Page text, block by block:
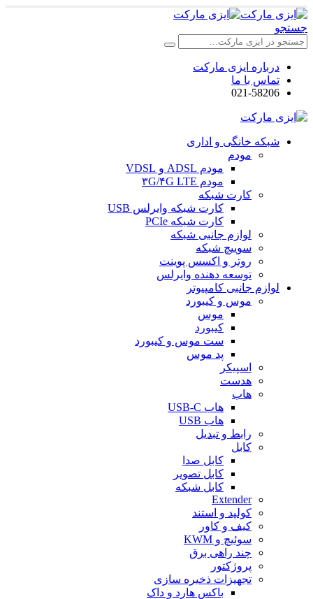
جستجو
درباره ایزی مارکت
تماس با ما
021-58206
شبکه خانگی و اداری
مودم
مودم ADSL و VDSL
مودم ۳G/۴G LTE
کارت شبکه
کارت شبکه وایرلس USB
کارت شبکه PCIe
لوازم جانبی شبکه
سوییچ شبکه
روتر و اکسس پوینت
توسعه دهنده وایرلس
لوازم جانبی کامپیوتر
موس و کیبورد
موس
کیبورد
ست موس و کیبورد
پد موس
اسپیکر
هدست
هاب
هاب USB-C
هاب USB
رابط و تبدیل
کابل
کابل صدا
کابل تصویر
کابل شبکه
Extender
کولپد و استند
کیف و کاور
سوئیچ و KWM
چند راهی برق
پروژکتور
تجهیزات ذخیره سازی
باکس هارد و داک